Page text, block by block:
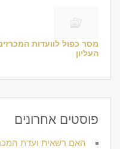
מסר כפול לוועדות
העליון
פוסטים אחרונים
האם רשאית ועדת